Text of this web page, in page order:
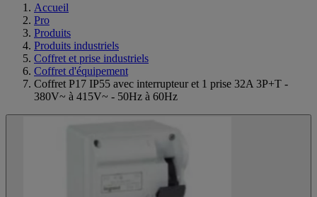
Accueil
Pro
Produits
Produits industriels
Coffret et prise industriels
Coffret d'équipement
Coffret P17 IP55 avec interrupteur et 1 prise 32A 3P+T -
380V~ à 415V~ - 50Hz à 60Hz